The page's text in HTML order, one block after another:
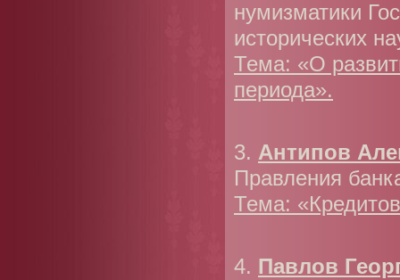
нумизматики
исторических
Тема: «О
периода».
3. Антипов
Правления
Тема:
4. Павлов